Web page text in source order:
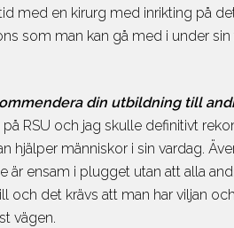
med en kirurg med inrikting på
som man kan gå med i under
din utbildning till
RSU och jag skulle definitivt
hjälper människor i sin vardag.
är ensam i plugget utan att alla
och det krävs att man har viljan
vägen.